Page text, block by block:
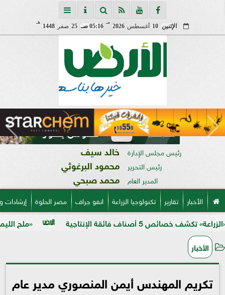
الإثنين 10 أغسطس 2026
مـ
05:16 صـ 25 صفر 1448
هـ
رئيس مجلس الإدارة خالد سيف
رئيس التحرير محمود البرغوثي
المدير العام محمد صبحي
الأخبار تقارير تكنولوجيا الزراعة انفو جراف مصر الحلوة
«ملح الليمون».. خبير
الأخبار
تكريم المهندس أيمن المنصوري مدير عام